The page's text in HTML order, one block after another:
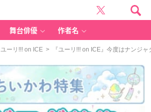
舞台俳優 作者名
ユーリ!!! on ICE > 『ユーリ!!! on ICE』今度はナンジ